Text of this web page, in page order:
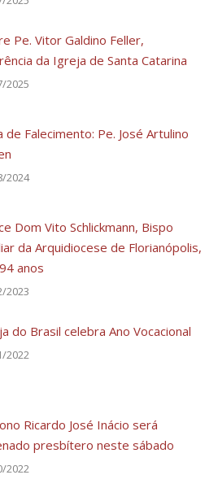
Pe. Vitor Galdino Feller,
da Igreja de Santa Catarina
2025
de Falecimento: Pe. José Artulino
2024
Dom Vito Schlickmann, Bispo
da Arquidiocese de Florianópolis,
anos
2023
do Brasil celebra Ano Vocacional
2022
Ricardo José Inácio será
presbítero neste sábado
2022